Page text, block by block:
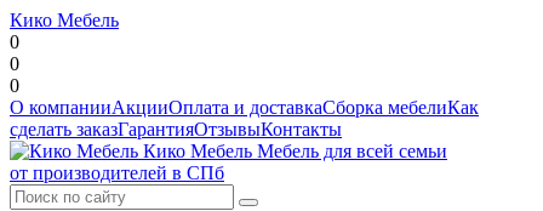
Кико Мебель
0
0
0
О компанииАкцииОплата и доставкаСборка мебелиКак
сделать заказГарантияОтзывыКонтакты
Кико Мебель Мебель для всей семьи
от производителей в СПб